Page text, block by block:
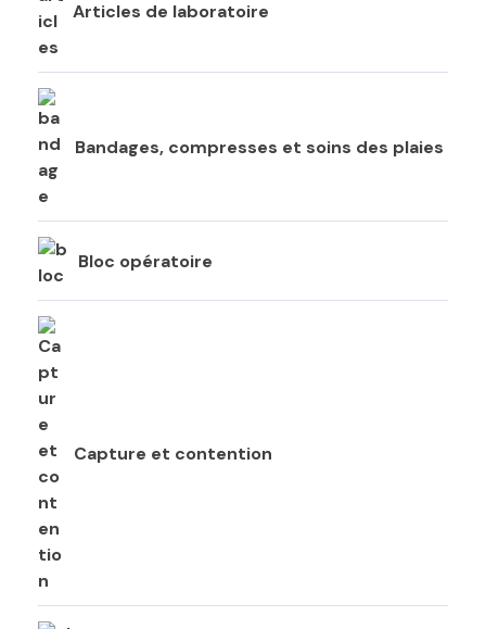
Articles de laboratoire
Bandages, compresses et soins des plaies
Bloc opératoire
Capture et contention